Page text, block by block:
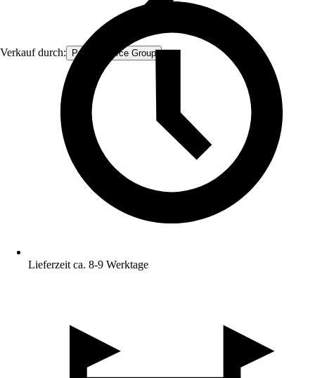
Verkauf durch: Procommerce Group
Lieferzeit ca. 8-9 Werktage